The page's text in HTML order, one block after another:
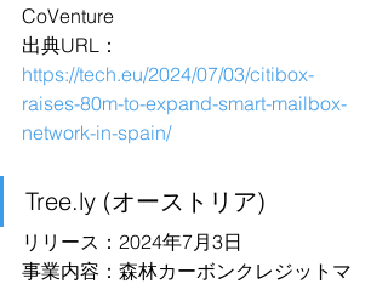
CoVenture
出典URL：
https://tech.eu/2024/07/03/citibox-
raises-80m-to-expand-smart-mailbox-
network-in-spain/
Tree.ly (オーストリア)
リリース：2024年7月3日
事業内容：森林カーボンクレジットマ